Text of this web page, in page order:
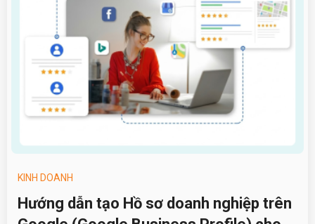
KINH DOANH
Hướng dẫn tạo Hồ sơ doanh nghiệp trên